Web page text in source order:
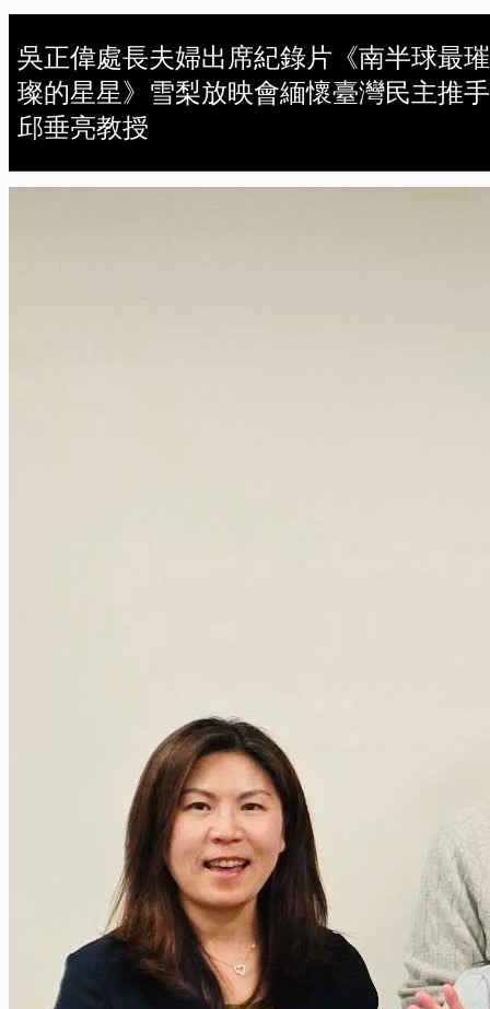
吳正偉處長夫婦出席紀錄片《南半球最璀
璨的星星》雪梨放映會緬懷臺灣民主推手
邱垂亮教授